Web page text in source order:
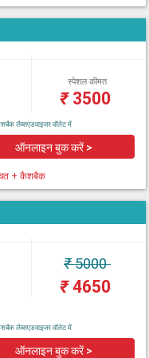
स्पेशल कीमत
₹3500
लैब्सएडवाइजर वॉलेट में
ऑनलाइन बुक करें >
+ कैशबैक
₹5000
₹4650
लैब्सएडवाइजर वॉलेट में
ऑनलाइन बुक करें >